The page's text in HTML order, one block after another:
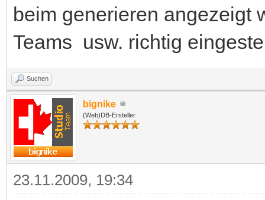
beim generieren angezeigt
Teams usw. richtig
Suchen
bignike
(Web)DB-Ersteller
23.11.2009, 19:34